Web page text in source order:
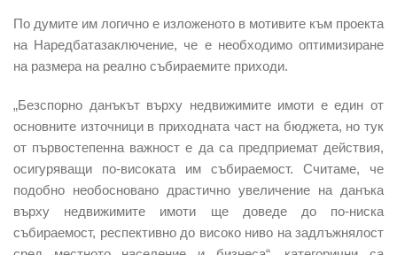
По думите им логично е изложеното в мотивите към проекта
на Наредбатазаключение, че е необходимо оптимизиране
на размера на реално събираемите приходи.
„Безспорно данъкът върху недвижимите имоти е един от
основните източници в приходната част на бюджета, но тук
от първостепенна важност е да са предприемат действия,
осигуряващи по-високата им събираемост. Считаме, че
подобно необосновано драстично увеличение на данъка
върху недвижимите имоти ще доведе до по-ниска
събираемост, респективно до високо ниво на задлъжнялост